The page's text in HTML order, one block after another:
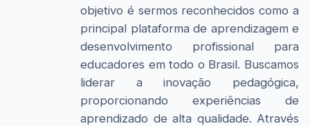
objetivo é sermos reconhecidos como a
principal plataforma de aprendizagem e
desenvolvimento profissional para
educadores em todo o Brasil. Buscamos
liderar a inovação pedagógica,
proporcionando experiências de
aprendizado de alta qualidade. Através